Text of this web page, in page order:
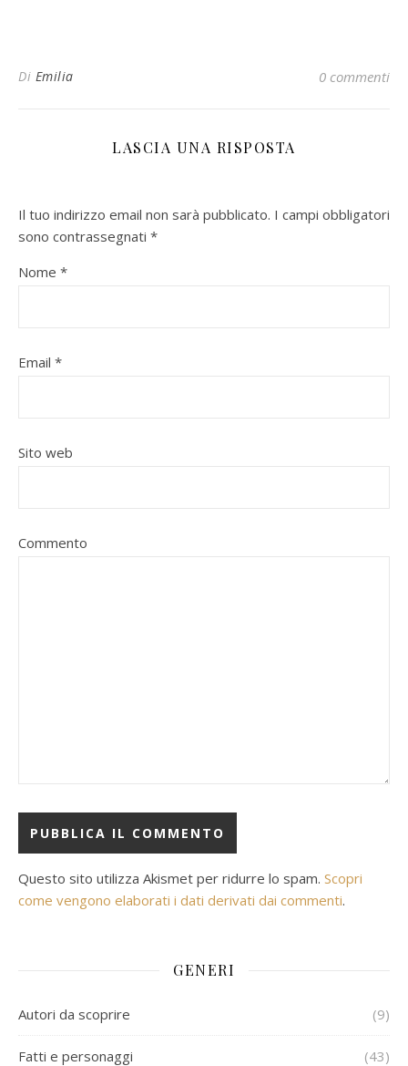
Di Emilia 0 commenti
LASCIA UNA RISPOSTA
Il tuo indirizzo email non sarà pubblicato. I campi obbligatori
sono contrassegnati *
Nome *
Email *
Sito web
Commento
Questo sito utilizza Akismet per ridurre lo spam. Scopri
come vengono elaborati i dati derivati dai commenti.
GENERI
Autori da scoprire (9)
Fatti e personaggi (43)